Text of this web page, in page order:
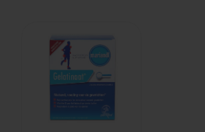
Ajouté
Mariandl
Classic
gélatinate
500g PL491/1